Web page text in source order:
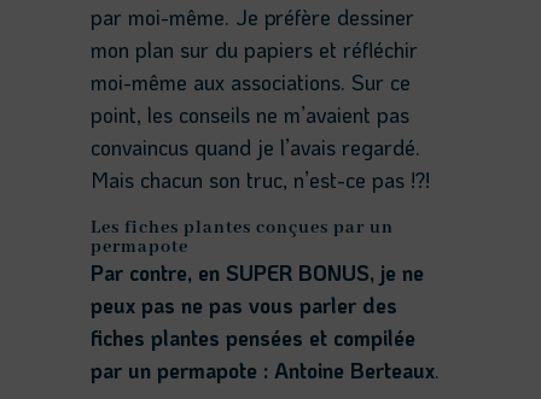
par moi-même. Je préfère dessiner
mon plan sur du papiers et réfléchir
moi-même aux associations. Sur ce
point, les conseils ne m’avaient pas
convaincus quand je l’avais regardé.
Mais chacun son truc, n’est-ce pas !?!
Les fiches plantes conçues par un
permapote
Par contre, en SUPER BONUS, je ne
peux pas ne pas vous parler des
fiches plantes pensées et compilée
par un permapote : Antoine Berteaux.